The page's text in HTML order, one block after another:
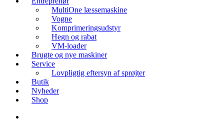
MultiOne læssemaskine
Vogne
Komprimeringsudstyr
Hegn og rabat
VM-loader
Brugte og nye maskiner
Service
Lovpligtig eftersyn af sprøjter
Butik
Nyheder
Shop